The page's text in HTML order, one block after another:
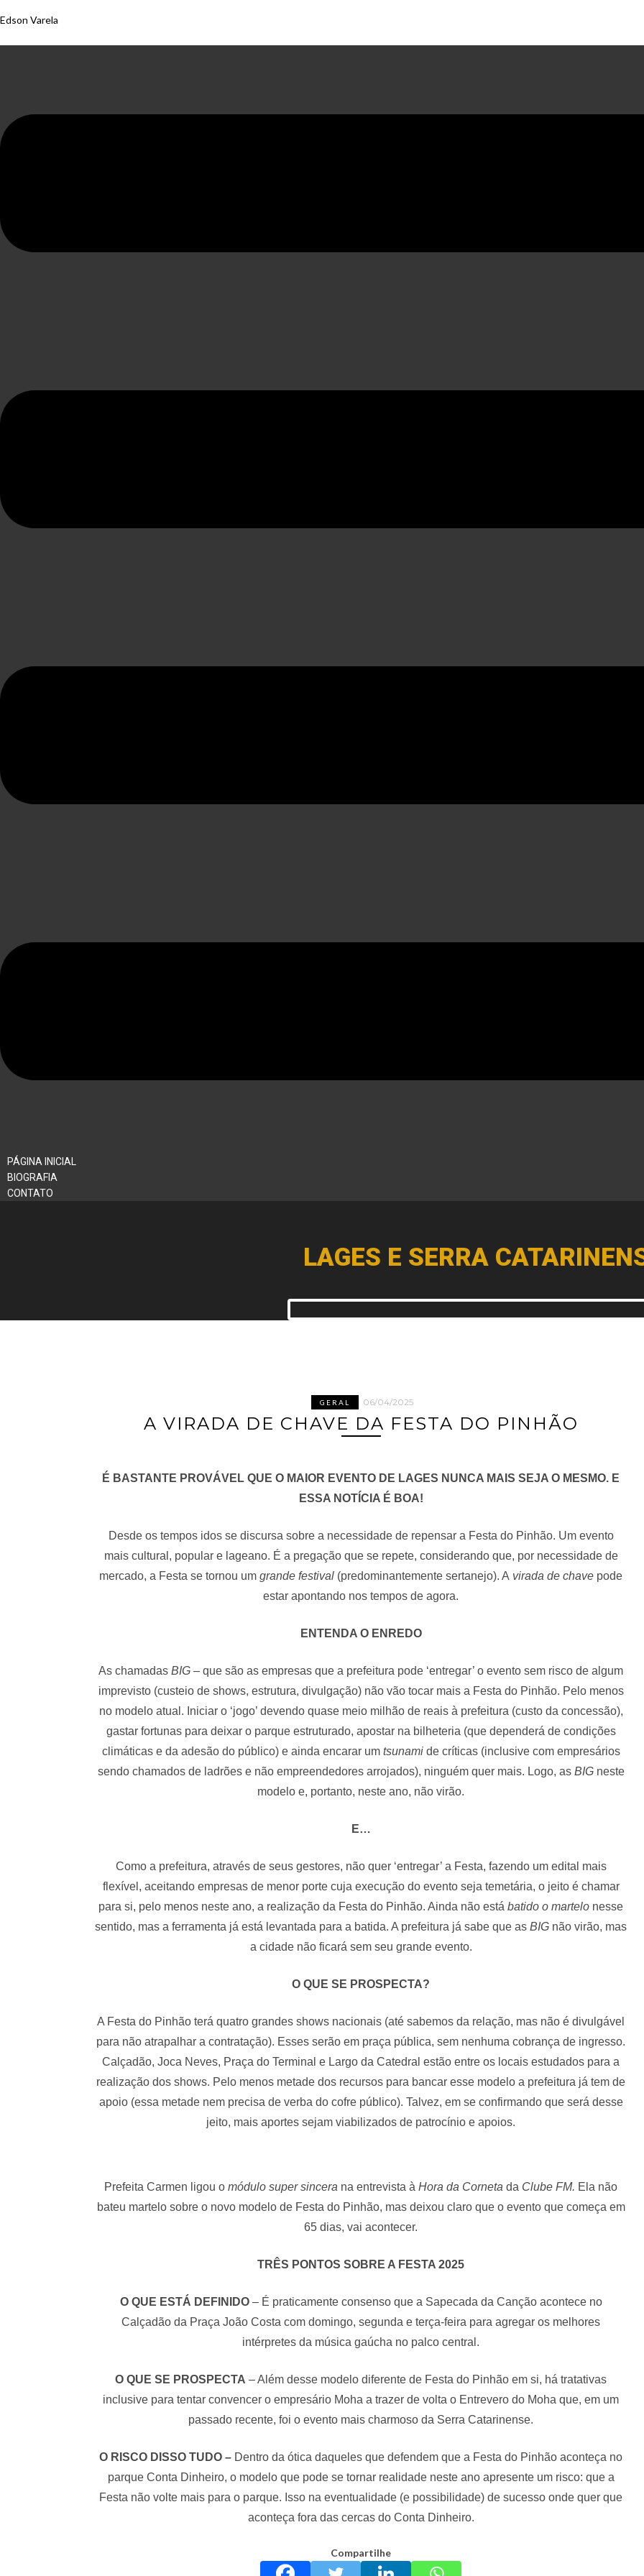
Edson Varela
PÁGINA INICIAL
BIOGRAFIA
CONTATO
LAGES E SERRA
GERAL 06/04/2025
A VIRADA DE CHAVE DA FESTA DO PINHÃO
É BASTANTE PROVÁVEL QUE O MAIOR EVENTO DE LAGES NUNCA MAIS SEJA O MESMO. E
ESSA NOTÍCIA É BOA!
Desde os tempos idos se discursa sobre a necessidade de repensar a Festa do Pinhão. Um evento
mais cultural, popular e lageano. É a pregação que se repete, considerando que, por necessidade de
mercado, a Festa se tornou um grande festival (predominantemente sertanejo). A virada de chave pode
estar apontando nos tempos de agora.
ENTENDA O ENREDO
As chamadas BIG – que são as empresas que a prefeitura pode ‘entregar’ o evento sem risco de algum
imprevisto (custeio de shows, estrutura, divulgação) não vão tocar mais a Festa do Pinhão. Pelo menos
no modelo atual. Iniciar o ‘jogo’ devendo quase meio milhão de reais à prefeitura (custo da concessão),
gastar fortunas para deixar o parque estruturado, apostar na bilheteria (que dependerá de condições
climáticas e da adesão do público) e ainda encarar um tsunamide críticas (inclusive com empresários
sendo chamados de ladrões e não empreendedores arrojados), ninguém quer mais. Logo, asBIG neste
modelo e, portanto, neste ano, não virão.
E…
Como a prefeitura, através de seus gestores, não quer ‘entregar’ a Festa, fazendo um edital mais
flexível, aceitando empresas de menor porte cuja execução do evento seja temetária, o jeito é chamar
para si, pelo menos neste ano, a realização da Festa do Pinhão. Ainda não está batido o martelo nesse
sentido, mas a ferramenta já está levantada para a batida. A prefeitura já sabe que as BIG não virão, mas
a cidade não ficará sem seu grande evento.
O QUE SE PROSPECTA?
A Festa do Pinhão terá quatro grandes shows nacionais (até sabemos da relação, mas não é divulgável
para não atrapalhar a contratação). Esses serão em praça pública, sem nenhuma cobrança de ingresso.
Calçadão, Joca Neves, Praça do Terminal e Largo da Catedral estão entre os locais estudados para a
realização dos shows. Pelo menos metade dos recursos para bancar esse modelo a prefeitura já tem de
apoio (essa metade nem precisa de verba do cofre público). Talvez, em se confirmando que será desse
jeito, mais aportes sejam viabilizados de patrocínio e apoios.
Prefeita Carmen ligou o módulo super sincera na entrevista à Hora da Corneta da Clube FM. Ela não
bateu martelo sobre o novo modelo de Festa do Pinhão, mas deixou claro que o evento que começa em
65 dias, vai acontecer.
TRÊS PONTOS SOBRE A FESTA 2025
O QUE ESTÁ DEFINIDO– É praticamente consenso que a Sapecada da Canção acontece no
Calçadão da Praça João Costa com domingo, segunda e terça-feira para agregar os melhores
intérpretes da música gaúcha no palco central.
O QUE SE PROSPECTA – Além desse modelo diferente de Festa do Pinhão em si, há tratativas
inclusive para tentar convencer o empresário Moha a trazer de volta o Entrevero do Moha que, em um
passado recente, foi o evento mais charmoso da Serra Catarinense.
O RISCO DISSO TUDO – Dentro da ótica daqueles que defendem que a Festa do Pinhão aconteça no
parque Conta Dinheiro, o modelo que pode se tornar realidade neste ano apresente um risco: que a
Festa não volte mais para o parque. Isso na eventualidade (e possibilidade) de sucesso onde quer que
aconteça fora das cercas do Conta Dinheiro.
Compartilhe